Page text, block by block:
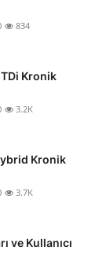
834
Kronik
3.2K
Kronik
3.7K
ve Kullanıcı